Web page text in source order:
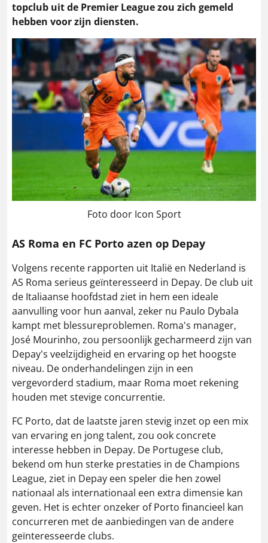
topclub uit de Premier League zou zich gemeld
hebben voor zijn diensten.
Foto door Icon Sport
AS Roma en FC Porto azen op Depay
Volgens recente rapporten uit Italië en Nederland is
AS Roma serieus geïnteresseerd in Depay. De club uit
de Italiaanse hoofdstad ziet in hem een ideale
aanvulling voor hun aanval, zeker nu Paulo Dybala
kampt met blessureproblemen. Roma's manager,
José Mourinho, zou persoonlijk gecharmeerd zijn van
Depay's veelzijdigheid en ervaring op het hoogste
niveau. De onderhandelingen zijn in een
vergevorderd stadium, maar Roma moet rekening
houden met stevige concurrentie​.
FC Porto, dat de laatste jaren stevig inzet op een mix
van ervaring en jong talent, zou ook concrete
interesse hebben in Depay. De Portugese club,
bekend om hun sterke prestaties in de Champions
League, ziet in Depay een speler die hen zowel
nationaal als internationaal een extra dimensie kan
geven. Het is echter onzeker of Porto financieel kan
concurreren met de aanbiedingen van de andere
geïnteresseerde clubs.